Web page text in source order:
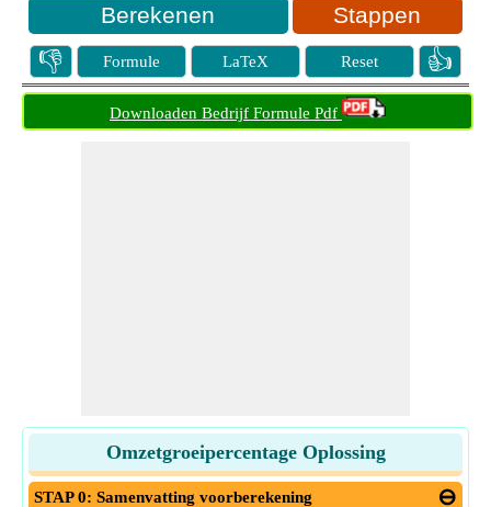
Stappen
👎 Formule LaTeX Reset 👍
Downloaden Bedrijf Formule Pdf
Omzetgroeipercentage Oplossing
STAP 0: Samenvatting voorberekening